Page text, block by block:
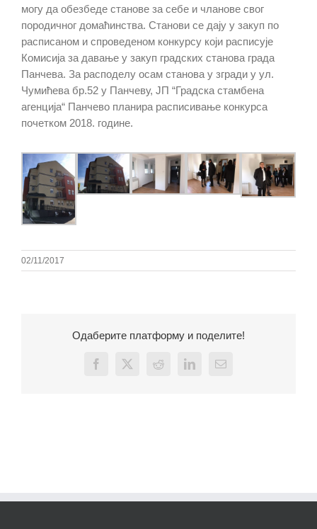
могу да обезбеде станове за себе и чланове свог
породичног домаћинства. Станови се дају у закуп по
расписаном и спроведеном конкурсу који расписује
Комисија за давање у закуп градских станова града
Панчева. За расподелу осам станова у згради у ул.
Чумићева бр.52 у Панчеву, ЈП “Градска стамбена
агенција“ Панчево планира расписивање конкурса
почетком 2018. године.
02/11/2017
Одаберите платформу и поделите!
Facebook
X Reddit LinkedInEmail